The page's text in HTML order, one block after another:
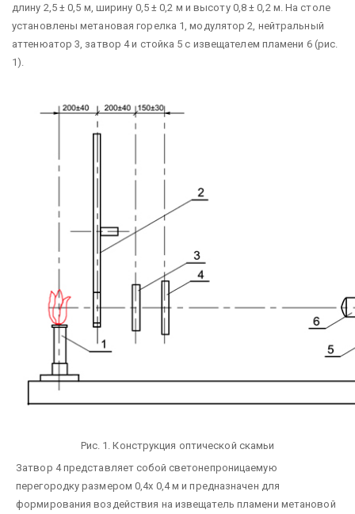
длину 2,5 ± 0,5 м, ширину 0,5 ± 0,2 м и высоту 0,8 ± 0,2 м. На столе
установлены метановая горелка 1, модулятор 2, нейтральный
аттенюатор 3, затвор 4 и стойка 5 с извещателем пламени 6 (рис.
1).
Рис. 1. Конструкция оптической скамьи
Затвор 4 представляет собой светонепроницаемую
перегородку размером 0,4x 0,4 м и предназначен для
формирования воздействия на извещатель пламени метановой